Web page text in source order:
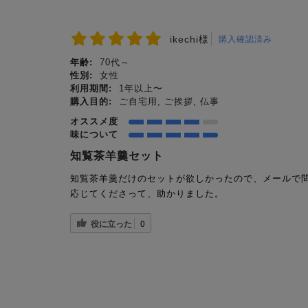
ikechi様 購入確認済み
年齢:
70代～
性別:
女性
利用期間:
1年以上〜
購入目的:
ご自宅用, ご挨拶, 仏事
オススメ度
味について
知覧茶羊羹セット
知覧茶羊羹だけのセットが欲しかったので、メールで
応じてくださって、助かりました。
役に立った 0